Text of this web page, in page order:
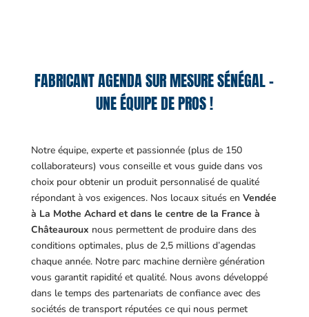
FABRICANT AGENDA SUR MESURE SÉNÉGAL –
UNE ÉQUIPE DE PROS !
Notre équipe, experte et passionnée (plus de 150
collaborateurs) vous conseille et vous guide dans vos
choix pour obtenir un produit personnalisé de qualité
répondant à vos exigences. Nos locaux situés en Vendée
à La Mothe Achard et dans le centre de la France à
Châteauroux nous permettent de produire dans des
conditions optimales, plus de 2,5 millions d’agendas
chaque année. Notre parc machine dernière génération
vous garantit rapidité et qualité. Nous avons développé
dans le temps des partenariats de confiance avec des
sociétés de transport réputées ce qui nous permet